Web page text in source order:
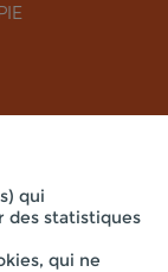
qui
des statistiques
qui ne